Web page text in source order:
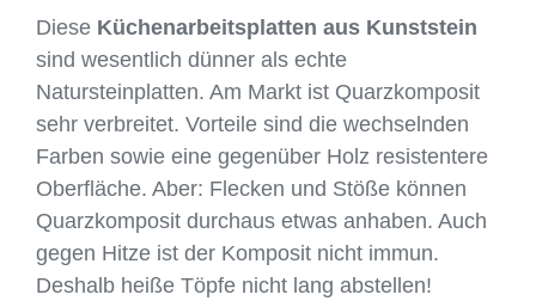
Diese Küchenarbeitsplatten aus Kunststein
sind wesentlich dünner als echte
Natursteinplatten. Am Markt ist Quarzkomposit
sehr verbreitet. Vorteile sind die wechselnden
Farben sowie eine gegenüber Holz resistentere
Oberfläche. Aber: Flecken und Stöße können
Quarzkomposit durchaus etwas anhaben. Auch
gegen Hitze ist der Komposit nicht immun.
Deshalb heiße Töpfe nicht lang abstellen!